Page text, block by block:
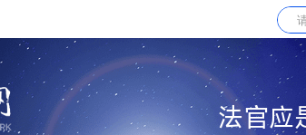
法官应